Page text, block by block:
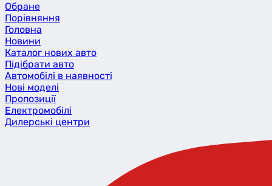
Обране
Порівняння
Головна
Новини
Каталог нових авто
Підібрати авто
Автомобілі в наявності
Нові моделі
Пропозиції
Eлектромобілі
Дилерські центри